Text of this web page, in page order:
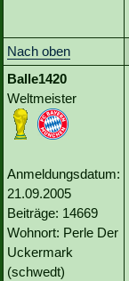
Nach oben
Balle1420
Weltmeister
Anmeldungsdatum:
21.09.2005
Beiträge: 14669
Wohnort: Perle Der
Uckermark
(schwedt)